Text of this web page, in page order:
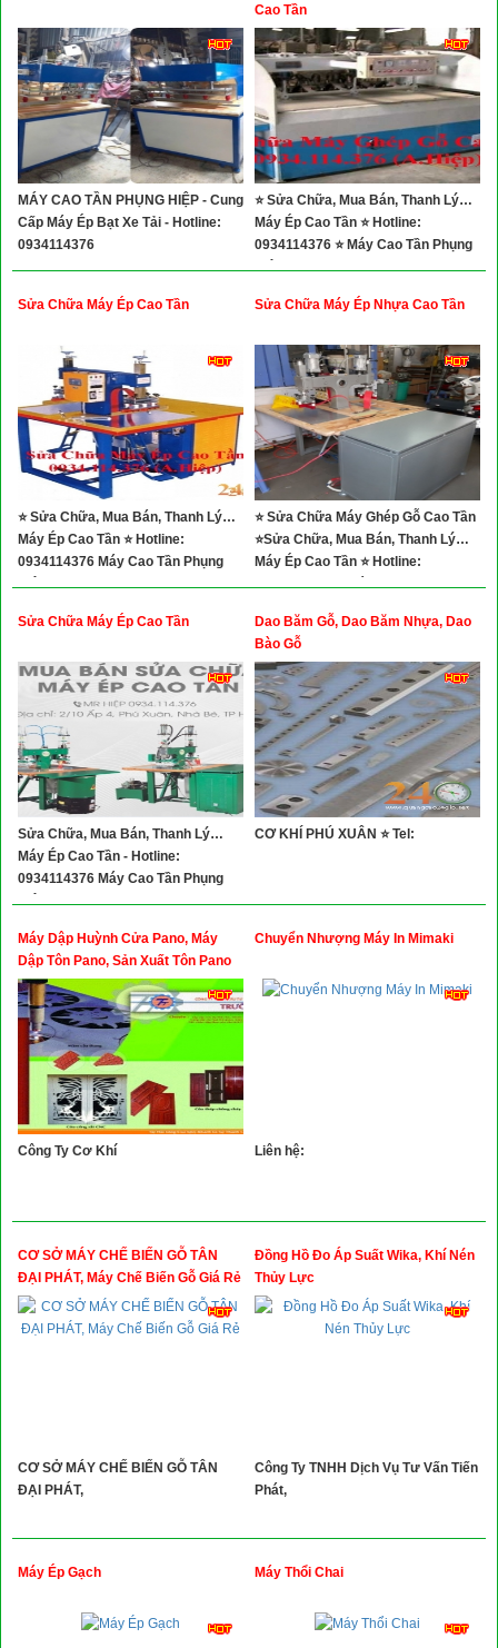
Tổng Hợp
MÁY CAO TẦN PHỤNG HIỆP - Cung
Cấp Máy Ép Bạt Xe Tải - Hotline:
0934114376
Cao Tần
⭐ Sửa Chữa, Mua Bán, Thanh Lý…
Máy Ép Cao Tần ⭐ Hotline:
0934114376 ⭐ Máy Cao Tần Phụng
Hiệp
Sửa Chữa Máy Ép Cao Tần
⭐ Sửa Chữa, Mua Bán, Thanh Lý…
Máy Ép Cao Tần ⭐ Hotline:
0934114376 Máy Cao Tần Phụng
Hiệp
Sửa Chữa Máy Ép Nhựa Cao Tần
⭐ Sửa Chữa Máy Ghép Gỗ Cao Tần
⭐Sửa Chữa, Mua Bán, Thanh Lý…
Máy Ép Cao Tần ⭐ Hotline:
0934114376 ⭐ Máy Cao Tần Phụng
Sửa Chữa Máy Ép Cao Tần
Sửa Chữa, Mua Bán, Thanh Lý…
Máy Ép Cao Tần - Hotline:
0934114376 Máy Cao Tần Phụng
Hiệp
Dao Băm Gỗ, Dao Băm Nhựa, Dao
Bào Gỗ
CƠ KHÍ PHÚ XUÂN ⭐ Tel:
Máy Dập Huỳnh Cửa Pano, Máy
Dập Tôn Pano, Sản Xuất Tôn Pano
Công Ty Cơ Khí
Chuyển Nhượng Máy In Mimaki
Liên hệ:
CƠ SỞ MÁY CHẾ BIẾN GỖ TÂN
ĐẠI PHÁT, Máy Chế Biến Gỗ Giá Rẻ
CƠ SỞ MÁY CHẾ BIẾN GỖ TÂN
ĐẠI PHÁT,
Đồng Hồ Đo Áp Suất Wika, Khí Nén
Thủy Lực
Công Ty TNHH Dịch Vụ Tư Vấn Tiến
Phát,
Máy Ép Gạch Máy Thổi Chai